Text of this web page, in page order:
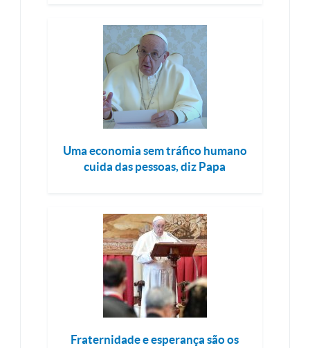
Uma economia sem tráfico humano
cuida das pessoas, diz Papa
Fraternidade e esperança são os